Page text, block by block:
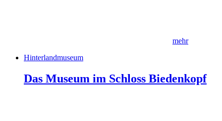
mehr
Hinterlandmuseum
Das Museum im Schloss Biedenkopf